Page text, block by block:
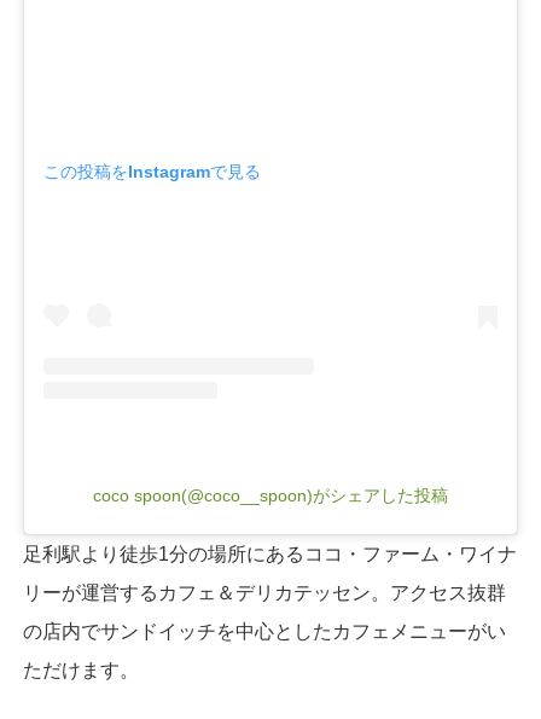
この投稿をInstagramで見る
coco spoon(@coco__spoon)がシェアした投稿
足利駅より徒歩1分の場所にあるココ・ファーム・ワイナ
リーが運営するカフェ＆デリカテッセン。アクセス抜群
の店内でサンドイッチを中心としたカフェメニューがい
ただけます。